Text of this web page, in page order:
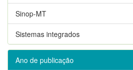
Sinop-MT
Sistemas integrados
Ano de publicação